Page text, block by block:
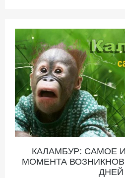
КАЛАМБУР: САМОЕ
МОМЕНТА
ДНЕЙ